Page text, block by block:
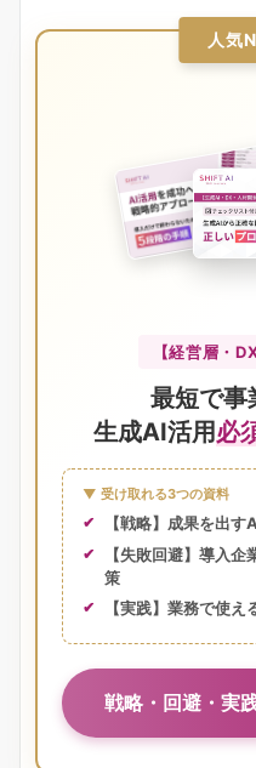
人気
【経営層・
最短で事
生成AI活用必
▼ 受け取れる3つの資料
【戦略】成果を出
【失敗回避】導入
策
【実践】業務で使
戦略・回避・実